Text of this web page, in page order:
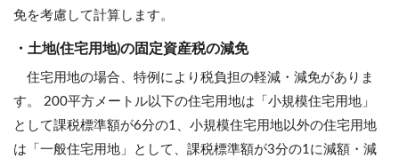
免を考慮して計算します。
・土地(住宅用地)の固定資産税の減免
住宅用地の場合、特例により税負担の軽減・減免がありま
す。 200平方メートル以下の住宅用地は「小規模住宅用地」
として課税標準額が6分の1、小規模住宅用地以外の住宅用地
は「一般住宅用地」として、課税標準額が3分の1に減額・減